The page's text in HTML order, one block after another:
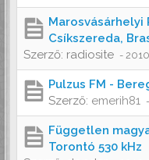
Marosvásárhelyi
Csíkszereda,
Szerző: radiosite -
Pulzus FM -
Szerző: emerih81 -
Független
Torontó 530 kHz